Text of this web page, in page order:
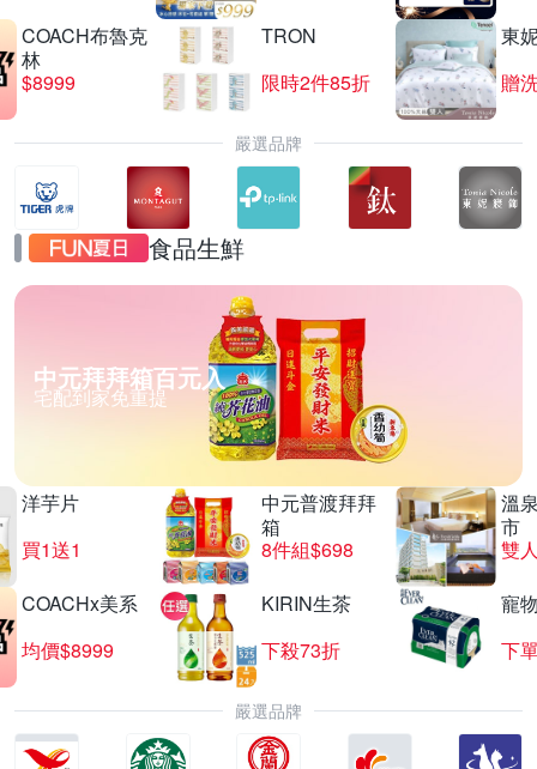
COACH布魯克
林
$8999
TRON
限時2件85折
東
贈
嚴選品牌
食品生鮮
中元拜拜箱百元入
宅配到家免重提
洋芋片
買1送1
中元普渡拜拜
箱
8件組$698
溫
市
COACHx美系
均價$8999
KIRIN生茶
下殺73折
寵
下
嚴選品牌